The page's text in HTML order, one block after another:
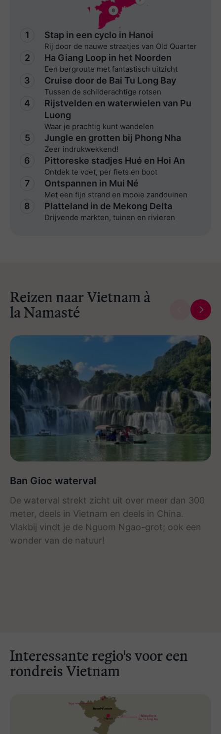
1 Stap in een cyclo in Hanoi
Rij door de nauwe straatjes van Old Quarter
2 Ha Giang Loop in het Noorden
Een bergroute met fantastisch uitzicht
3 Cruise door de Bai Tu Long Bay
Tussen de schilderachtige rotsen
4
Rijstvelden en waterwielen van Pu
Luong
Waar je prachtig kunt wandelen
5 Jungle en grotten bij Phong Nha
Zeer indrukwekkend!
6 Pittoreske stadjes Hué en Hoi An
Ontdek te voet, per fiets en boot
7 Ontspannen in Mui Né
Met een fijn strand en mooie zandduinen
8 Platteland in de Mekong Delta
Drijvende markten, tuinen en rivieren
Reizen naar Vietnam à
la Namasté
Ban Gioc waterval
De waterval strekt zicht uit over meer dan 300
meter, deels in Vietnam en deels in China.
Vlakbij vindt je de Nguom Ngao-grot; ook een
wonder van de natuur!
Interessante regio's voor een
rondreis Vietnam